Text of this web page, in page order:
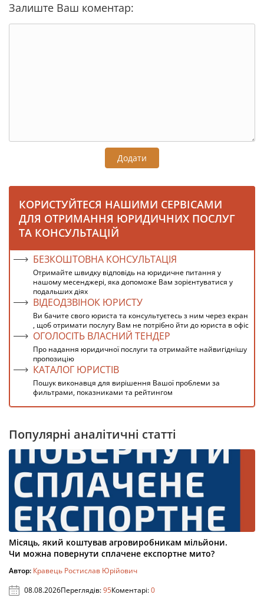
Залиште Ваш коментар:
Додати
КОРИСТУЙТЕСЯ НАШИМИ СЕРВІСАМИ
ДЛЯ ОТРИМАННЯ ЮРИДИЧНИХ ПОСЛУГ
ТА КОНСУЛЬТАЦІЙ
БЕЗКОШТОВНА КОНСУЛЬТАЦІЯ
Отримайте швидку відповідь на юридичне питання у
нашому месенджері, яка допоможе Вам зорієнтуватися у
подальших діях
ВІДЕОДЗВІНОК ЮРИСТУ
Ви бачите свого юриста та консультуєтесь з ним через екран
, щоб отримати послугу Вам не потрібно йти до юриста в офіс
ОГОЛОСІТЬ ВЛАСНИЙ ТЕНДЕР
Про надання юридичної послуги та отримайте найвигіднішу
пропозицію
КАТАЛОГ ЮРИСТІВ
Пошук виконавця для вирішення Вашої проблеми за
фильтрами, показниками та рейтингом
Популярні аналітичні статті
Місяць, який коштував агровиробникам мільйони.
Чи можна повернути сплачене експортне мито?
Автор: Кравець Ростислав Юрійович
08.08.2026Переглядів:95Коментарі:0